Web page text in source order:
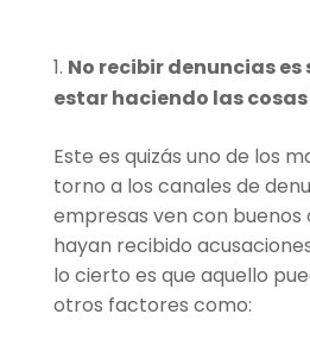
No recibir denuncias
estar haciendo las
Este es quizás uno de los
torno a los canales de
empresas ven con buenos
hayan recibido
lo cierto es que aquello
otros factores como: